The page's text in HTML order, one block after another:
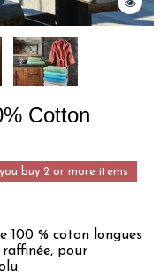
Cotton
buy 2 or more items
100 % coton longues
pour